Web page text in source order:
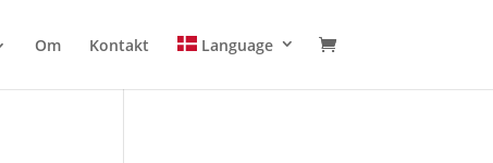
Om Kontakt Language